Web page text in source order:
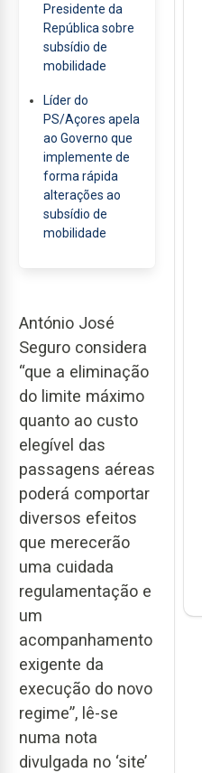
Presidente da
República sobre
subsídio de
mobilidade
Líder do
PS/Açores apela
ao Governo que
implemente de
forma rápida
alterações ao
subsídio de
mobilidade
António José
Seguro considera
“que a eliminação
do limite máximo
quanto ao custo
elegível das
passagens aéreas
poderá comportar
diversos efeitos
que merecerão
uma cuidada
regulamentação e
um
acompanhamento
exigente da
execução do novo
regime”, lê-se
numa nota
divulgada no ‘site’